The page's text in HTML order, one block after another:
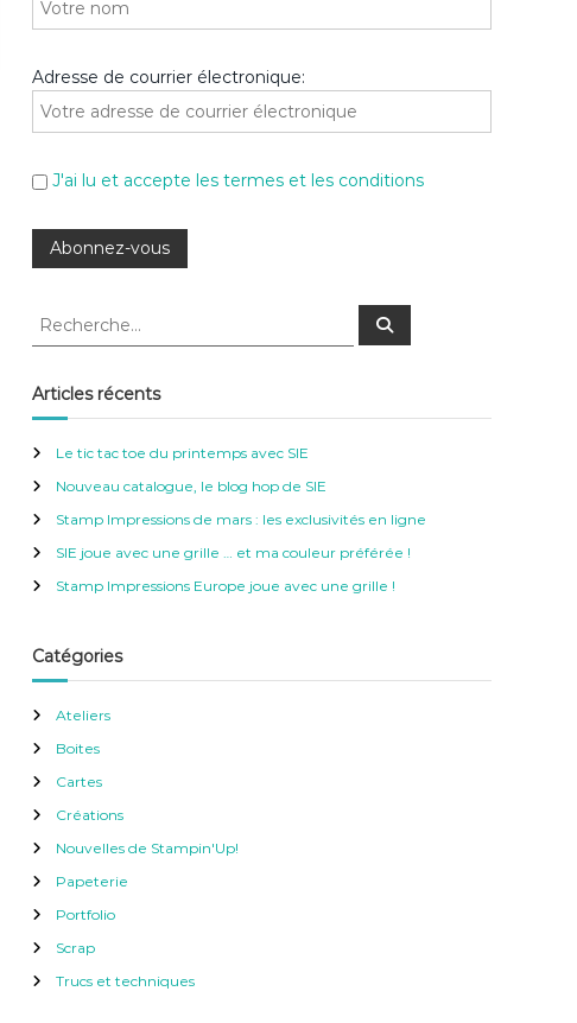
Adresse de courrier électronique:
J'ai lu et accepte les termes et les conditions
R
h
e
c
h
e
:
R
c
Articles récents
Le tic tac toe du printemps avec SIE
Nouveau catalogue, le blog hop de SIE
Stamp Impressions de mars : les exclusivités en ligne
SIE joue avec une grille … et ma couleur préférée !
Stamp Impressions Europe joue avec une grille !
Catégories
Ateliers
Boites
Cartes
Créations
Nouvelles de Stampin'Up!
Papeterie
Portfolio
Scrap
Trucs et techniques